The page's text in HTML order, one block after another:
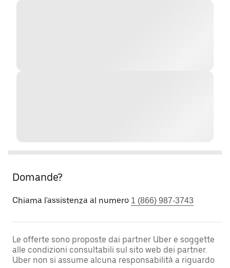
Domande?
Chiama l'assistenza al numero 1 (866) 987-3743
Le offerte sono proposte dai partner Uber e soggette
alle condizioni consultabili sul sito web dei partner.
Uber non si assume alcuna responsabilità a riguardo